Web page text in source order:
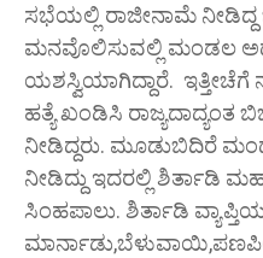
ಸಭೆಯಲ್ಲಿ ರಾಜೀನಾಮೆ ನೀಡಿದ್ದ
ಮನವೊಲಿಸುವಲ್ಲಿ ಮಂಡಲ
ಯಶಸ್ವಿಯಾಗಿದ್ದಾರೆ.
ಹತ್ಯೆ ಖಂಡಿಸಿ ರಾಜ್ಯದಾದ್ಯಂತ
ನೀಡಿದ್ದರು. ಮೂಡುಬಿದಿರೆ
ನೀಡಿದ್ದು ಇದರಲ್ಲಿ ಶಿರ್ತಾಡಿ
ಸಿಂಹಪಾಲು. ಶಿರ್ತಾಡಿ